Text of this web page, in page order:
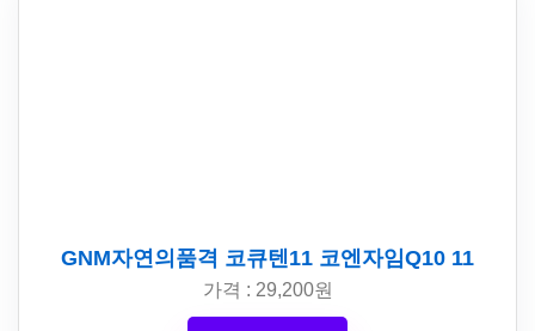
GNM자연의품격 코큐텐11 코엔자임Q10 11
가격 : 29,200원